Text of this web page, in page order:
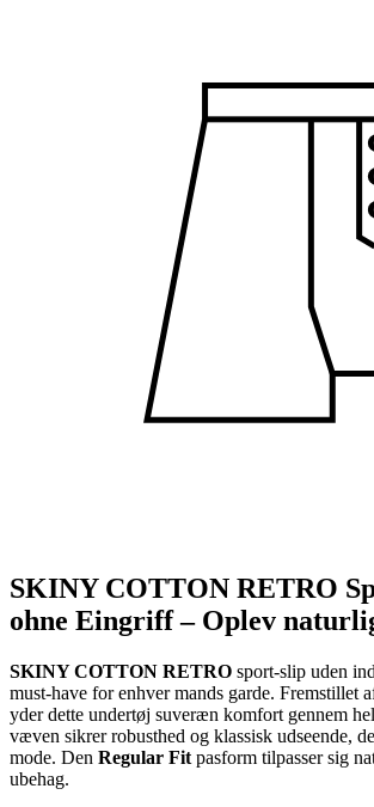
SKINY COTTON RETRO
ohne Eingriff – Oplev
SKINY COTTON RETRO sport-slip uden
must-have for enhver mands garde. Fremstillet
yder dette undertøj suveræn komfort gennem
væven sikrer robusthed og klassisk udseende,
mode. Den Regular Fit pasform tilpasser sig
ubehag.